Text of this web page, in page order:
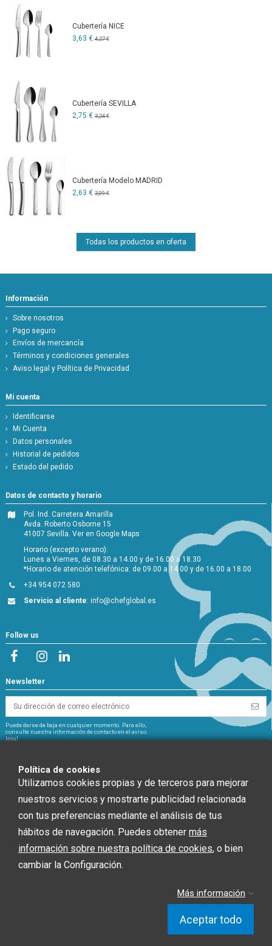
Cubertería NICE
3,63 € 4,27 €
Cubertería SEVILLA
2,75 € 3,24 €
Cubertería Modelo MADRID
2,63 € 3,09 €
Todas los productos en oferta
Información
Sobre nosotros
Pago seguro
Envíos de mercancía
Términos y condiciones generales
Aviso legal y Política de Privacidad
Mi cuenta
Identificarse
Mi Cuenta
Datos personales
Historial de pedidos
Estado del pedido
Datos de contacto y horario
Pol. Ind. Carretera Amarilla
Avda. Roberto Osborne 15
41007 Sevilla.Ver en Google Maps
Horario (excepto verano):
Lunes a Viernes, de 08.30 a 14.00 y de 16.00 a 18.30
*Horario de atención telefónica: de 09.00 a 14.00 y de 16.00 a 18.00
+34 954 072 580
Servicio al cliente:info@chefglobal.es
Follow us
Newsletter
Puede darse de baja en cualquier momento. Para ello,
consulte nuestra información de contacto en el aviso
legal.
CHEF GLOBAL 2014 SOCIEDAD LIMITADA ha recibido una ayuda de la Unión
Europea con cargo al Fondo NextGenerationEU, en el marco del Plan de
Recuperación, Trasformación y Resiliencia, para INSTALACIÓN SOLAR
FOTOVOLTAICA dentro del programa de incentivos ligados al autoconsumo y
almacenamiento, con fuentes de Energía renovable, así como la
la Junta de Andalucía, a través de la Agencia Andaluza de la Energía.”
Política de cookies
Utilizamos cookies propias y de terceros para mejorar
nuestros servicios y mostrarte publicidad relacionada
con tus preferencias mediante el análisis de tus
hábitos de navegación. Puedes obtener más
información sobre nuestra política de cookies, o bien
cambiar la Configuración.
Más información
Aceptar todo